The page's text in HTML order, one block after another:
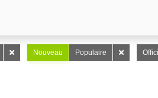
Nouveau Populaire